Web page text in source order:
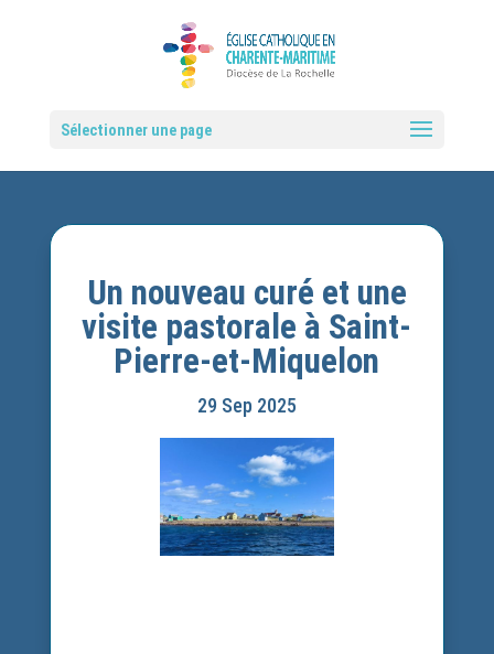
Sélectionner une page
Un nouveau curé et une
visite pastorale à Saint-
Pierre-et-Miquelon
29 Sep 2025